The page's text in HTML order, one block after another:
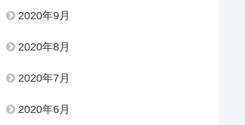
2020年9月
2020年8月
2020年7月
2020年6月